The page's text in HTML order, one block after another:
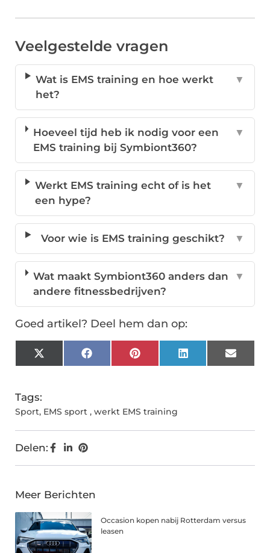
Veelgestelde vragen
Wat is EMS training en hoe werkt
het?
▼
Hoeveel tijd heb ik nodig voor een
EMS training bij Symbiont360?
▼
Werkt EMS training echt of is het
een hype?
▼
Voor wie is EMS training geschikt? ▼
Wat maakt Symbiont360 anders dan
andere fitnessbedrijven?
▼
Goed artikel? Deel hem dan op:
X
(Twitter)
FacebookPinterestLinkedInEmail
Tags:
Sport, EMS sport , werkt EMS training
Delen:
Meer Berichten
Occasion kopen nabij Rotterdam versus
leasen